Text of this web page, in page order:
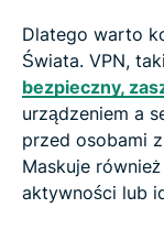
Dlatego warto
Świata. VPN,
bezpieczny,
urządzeniem a
przed osobami
Maskuje
aktywności lub